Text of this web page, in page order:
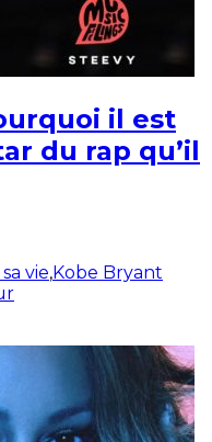
il est
du rap qu’il
vie,Kobe Bryant